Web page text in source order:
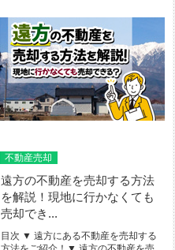
不動産売却
遠方の不動産を売却する方法
を解説！現地に行かなくても
売却でき...
目次 ▼ 遠方にある不動産を売却する